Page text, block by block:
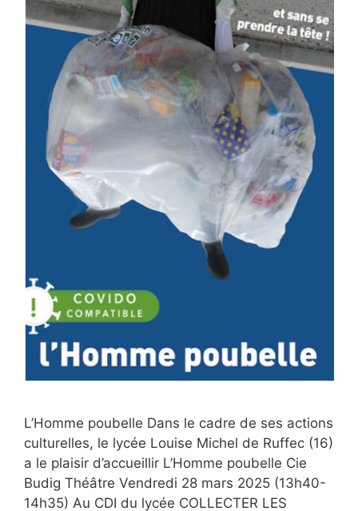
L’Homme poubelle Dans le cadre de ses actions
culturelles, le lycée Louise Michel de Ruffec (16)
a le plaisir d’accueillir L’Homme poubelle Cie
Budig Théâtre Vendredi 28 mars 2025 (13h40-
14h35) Au CDI du lycée COLLECTER LES